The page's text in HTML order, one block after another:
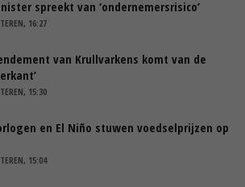
spreekt van ‘ondernemersrisico’
16:27
van Krullvarkens komt van de
15:30
en El Niño stuwen voedselprijzen op
15:04